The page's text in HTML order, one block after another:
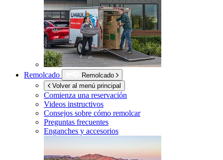
Remolcado
Remolcado
Volver al menú principal
Comienza una reservación
Videos instructivos
Consejos sobre cómo remolcar
Preguntas frecuentes
Enganches y accesorios